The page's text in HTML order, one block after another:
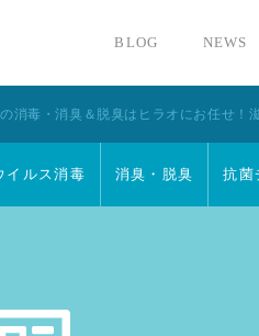
NEWS
BLOG
毒・消臭＆脱臭はヒラオにお任せ！
イルス消毒 消臭・脱臭 抗菌